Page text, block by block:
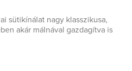
sütikínálat nagy klasszikusa,
akár málnával gazdagítva is